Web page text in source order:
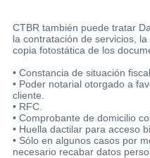
CTBR también puede tratar
la contratación de servicios,
copia fotostática de los
• Constancia de situación fiscal.
• Poder notarial otorgado a
cliente.
• RFC.
• Comprobante de domicilio
• Huella dactilar para acceso
• Sólo en algunos casos por
necesario recabar datos